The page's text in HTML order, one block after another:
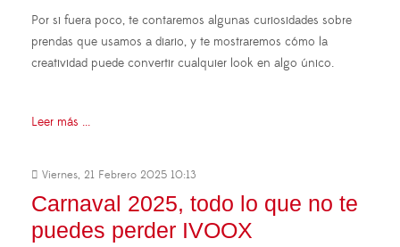
Por si fuera poco, te contaremos algunas curiosidades sobre
prendas que usamos a diario, y te mostraremos cómo la
creatividad puede convertir cualquier look en algo único.
Leer más ...
Viernes, 21 Febrero 2025 10:13
Carnaval 2025, todo lo que no te
puedes perder IVOOX